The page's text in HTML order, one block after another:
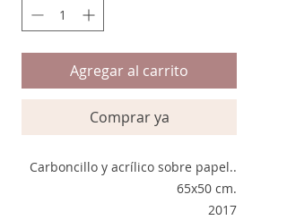
Agregar al carrito
Comprar ya
Carboncillo y acrílico sobre papel..
65x50 cm.
2017